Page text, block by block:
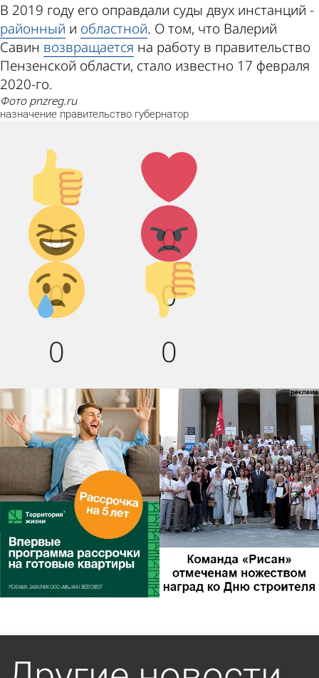
В 2019 году его оправдали суды двух инстанций -
районный и областной. О том, что Валерий
Савин возвращается на работу в правительство
Пензенской области, стало известно 17 февраля
2020-го.
фото pnzreg.ru
назначение правительство губернатор
Палец
вверх!
0
Лайк!
0
Дикий
смех!
0
Агрессия!
0
Грусть :(
0
Палец
вниз!
0